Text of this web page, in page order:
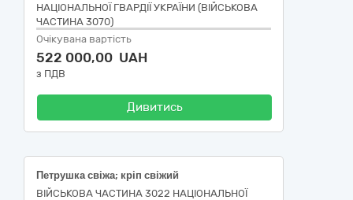
НАЦІОНАЛЬНОЇ ГВАРДІЇ УКРАЇНИ (ВІЙСЬКОВА
ЧАСТИНА 3070)
Очікувана вартість
522 000,00 UAH
з ПДВ
Дивитись
Петрушка свіжа; кріп свіжий
ВІЙСЬКОВА ЧАСТИНА 3022 НАЦІОНАЛЬНОЇ